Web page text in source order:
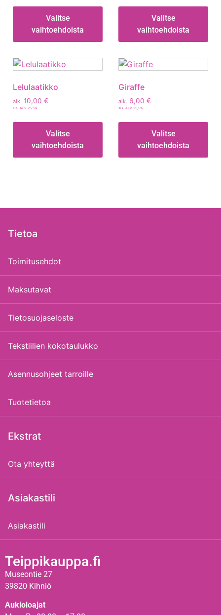
Valitse
vaihtoehdoista
Valitse
vaihtoehdoista
Lelulaatikko
alk. 10,00 €
sis. ALV 25,5%
Valitse
vaihtoehdoista
Giraffe
alk. 6,00 €
sis. ALV 25,5%
Valitse
vaihtoehdoista
Tietoa
Toimitusehdot
Maksutavat
Tietosuojaseloste
Tekstiilien kokotaulukko
Asennusohjeet tarroille
Tuotetietoa
Ekstrat
Ota yhteyttä
Asiakastili
Asiakastili
Teippikauppa.fi
Museontie 27
39820 Kihniö
Aukioloajat